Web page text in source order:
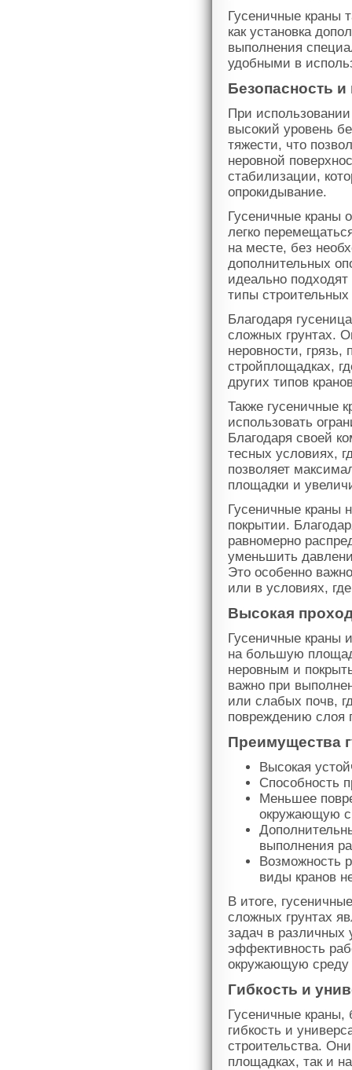
Гусеничные краны
как установка
выполнения
удобными в
Безопасность
При использовании
высокий уровень
тяжести, что
неровной
стабилизации,
опрокидывание.
Гусеничные краны
легко
на месте, без
дополнительных
идеально подходят
типы
Благодаря
сложных грунтах.
неровности, грязь,
стройплощадках,
других типов
Также гусеничные
использовать
Благодаря своей
тесных условиях,
позволяет
площадки и
Гусеничные краны
покрытии.
равномерно
уменьшить
Это особенно
или в условиях,
Высокая
Гусеничные краны
на большую
неровным и
важно при
или слабых почв,
повреждению слоя
Преимущества
Высокая
Способность
Меньшее
окружающую
выполнения
Возможность
виды кранов
В итоге,
сложных грунтах
задач в различных
эффективность
окружающую среду
Гибкость и
Гусеничные краны,
гибкость и
строительства.
площадках, так и